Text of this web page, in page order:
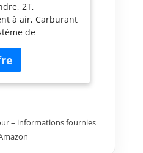
bobine + 3
2T,
à air, Carburant
de
Harnais
de lame
aux
– informations fournies